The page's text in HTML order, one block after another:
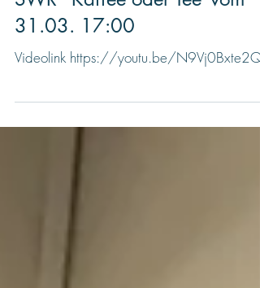
SWR "Kaffee oder Tee"vom
31.03. 17:00
Videolink https://youtu.be/N9Vj0Bxte2Q